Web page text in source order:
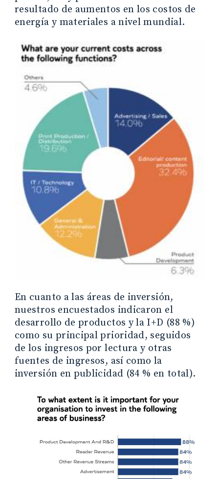
resultado de aumentos en los costos de
energía y materiales a nivel mundial.
En cuanto a las áreas de inversión,
nuestros encuestados indicaron el
desarrollo de productos y la I+D (88 %)
como su principal prioridad, seguidos
de los ingresos por lectura y otras
fuentes de ingresos, así como la
inversión en publicidad (84 % en total).